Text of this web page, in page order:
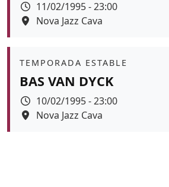
Data
11/02/1995 - 23:00
Espai
Nova Jazz Cava
Àmbit
TEMPORADA ESTABLE
BAS VAN DYCK
Data
10/02/1995 - 23:00
Espai
Nova Jazz Cava